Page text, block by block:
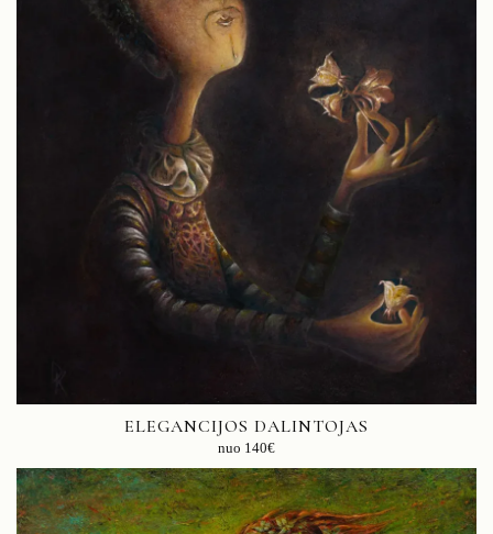
ELEGANCIJOS DALINTOJAS
nuo 140€